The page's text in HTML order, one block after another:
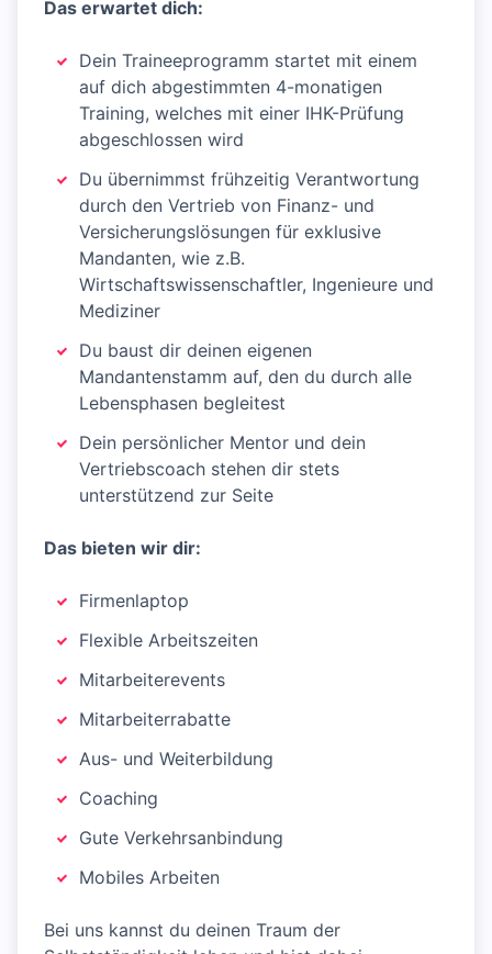
Das erwartet dich:
Dein Traineeprogramm startet mit einem
auf dich abgestimmten 4-monatigen
Training, welches mit einer IHK-Prüfung
abgeschlossen wird
Du übernimmst frühzeitig Verantwortung
durch den Vertrieb von Finanz- und
Versicherungslösungen für exklusive
Mandanten, wie z.B.
Wirtschaftswissenschaftler, Ingenieure und
Mediziner
Du baust dir deinen eigenen
Mandantenstamm auf, den du durch alle
Lebensphasen begleitest
Dein persönlicher Mentor und dein
Vertriebscoach stehen dir stets
unterstützend zur Seite
Das bieten wir dir:
Firmenlaptop
Flexible Arbeitszeiten
Mitarbeiterevents
Mitarbeiterrabatte
Aus- und Weiterbildung
Coaching
Gute Verkehrsanbindung
Mobiles Arbeiten
Bei uns kannst du deinen Traum der